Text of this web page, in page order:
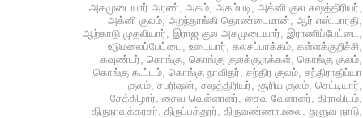
அகமுடையார் அரண், அகம், அகம்படி, அக்னி குல சஷத்திரியர்,
அக்னி குலம், அறந்தாங்கி தொண்டைமான், ஆர்.எஸ்.பாரதி,
ஆற்காடு முதலியார், இராஜ குல அகமுடையார், இராணிப்பேட்டை,
உடுமலைப்பேட்டை, உடையார், கலசப்பாக்கம், கள்ளக்குறிச்சி,
கவுண்டர், கொங்கு, கொங்கு குலக்குருக்கள், கொங்கு குலம்,
கொங்கு கூட்டம், கொங்கு நாவிதர், சந்திர குலம், சந்திராதீய்யா
குலம், சபரிஷன், சஷத்திரியர், சூரிய குலம், செட்டியார்,
சேக்கிழார், சைவ வெள்ளாளர், சைவ வேளாளர், திராவிடம்,
திருநாவுக்கரசர், திருப்பத்தூர், திருவண்ணாமலை, துளுவ நாடு,